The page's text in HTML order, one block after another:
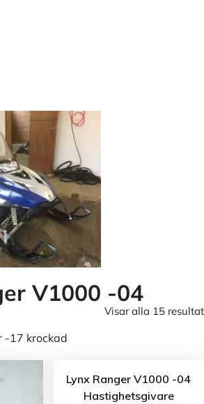
V1000 -04
Visar alla 15 resultat
-17 krockad
Lynx Ranger V1000 -04
Hastighetsgivare